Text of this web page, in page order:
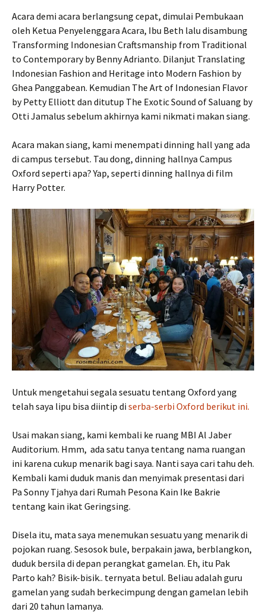
Acara demi acara berlangsung cepat, dimulai Pembukaan
oleh Ketua Penyelenggara Acara, Ibu Beth lalu disambung
Transforming Indonesian Craftsmanship from Traditional
to Contemporary by Benny Adrianto. Dilanjut Translating
Indonesian Fashion and Heritage into Modern Fashion by
Ghea Panggabean. Kemudian The Art of Indonesian Flavor
by Petty Elliott dan ditutup The Exotic Sound of Saluang by
Otti Jamalus sebelum akhirnya kami nikmati makan siang.
Acara makan siang, kami menempati dinning hall yang ada
di campus tersebut. Tau dong, dinning hallnya Campus
Oxford seperti apa? Yap, seperti dinning hallnya di film
Harry Potter.
Untuk mengetahui segala sesuatu tentang Oxford yang
telah saya lipu bisa diintip di serba-serbi Oxford berikut ini.
Usai makan siang, kami kembali ke ruang MBI Al Jaber
Auditorium. Hmm, ada satu tanya tentang nama ruangan
ini karena cukup menarik bagi saya. Nanti saya cari tahu deh.
Kembali kami duduk manis dan menyimak presentasi dari
Pa Sonny Tjahya dari Rumah Pesona Kain Ike Bakrie
tentang kain ikat Geringsing.
Disela itu, mata saya menemukan sesuatu yang menarik di
pojokan ruang. Sesosok bule, berpakain jawa, berblangkon,
duduk bersila di depan perangkat gamelan. Eh, itu Pak
Parto kah? Bisik-bisik.. ternyata betul. Beliau adalah guru
gamelan yang sudah berkecimpung dengan gamelan lebih
dari 20 tahun lamanya.